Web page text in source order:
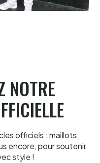
NOTRE
officiels : maillots,
encore, pour soutenir
style !